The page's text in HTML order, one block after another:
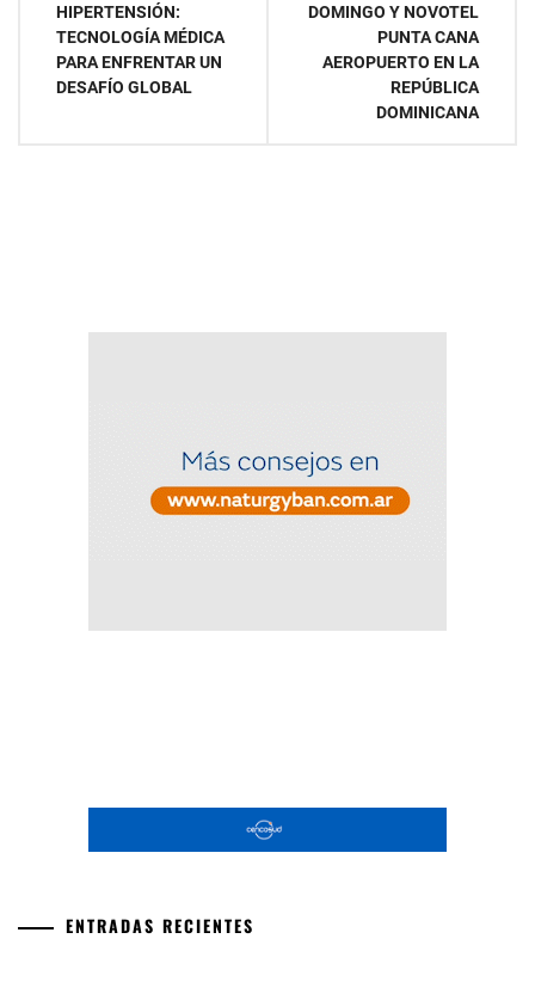
entradas
HIPERTENSIÓN:
TECNOLOGÍA MÉDICA
PARA ENFRENTAR UN
DESAFÍO GLOBAL
DOMINGO Y NOVOTEL
PUNTA CANA
AEROPUERTO EN LA
REPÚBLICA
DOMINICANA
ENTRADAS RECIENTES